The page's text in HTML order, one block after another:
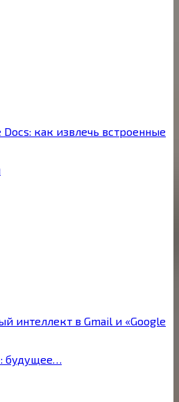
как извлечь встроенные
интеллект в Gmail и «Google
будущее…